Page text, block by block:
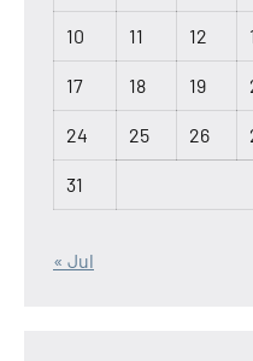
10 11 12
17 18 19
24 25 26
31
« Jul